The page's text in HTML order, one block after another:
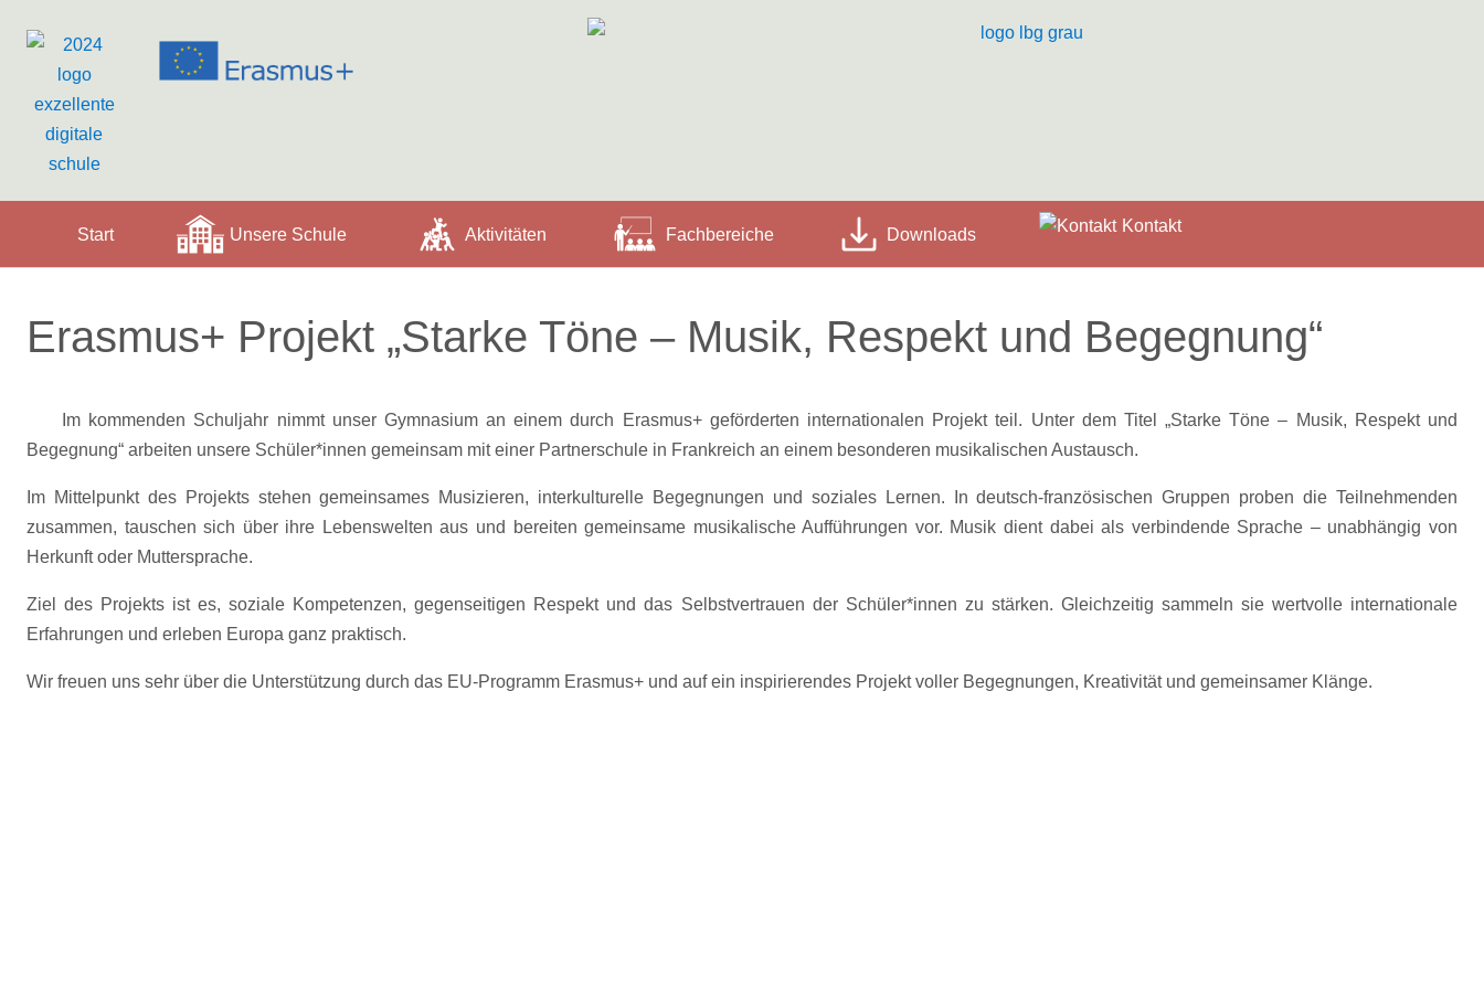
Start Unsere Schule Aktivitäten Fachbereiche Downloads Kontakt
Erasmus+ Projekt „Starke Töne – Musik, Respekt und Begegnung“
Im kommenden Schuljahr nimmt unser Gymnasium an einem durch Erasmus+ geförderten internationalen Projekt teil. Unter dem Titel „Starke Töne – Musik, Respekt und
Begegnung“ arbeiten unsere Schüler*innen gemeinsam mit einer Partnerschule in Frankreich an einem besonderen musikalischen Austausch.
Im Mittelpunkt des Projekts stehen gemeinsames Musizieren, interkulturelle Begegnungen und soziales Lernen. In deutsch-französischen Gruppen proben die Teilnehmenden
zusammen, tauschen sich über ihre Lebenswelten aus und bereiten gemeinsame musikalische Aufführungen vor. Musik dient dabei als verbindende Sprache – unabhängig von
Herkunft oder Muttersprache.
Ziel des Projekts ist es, soziale Kompetenzen, gegenseitigen Respekt und das Selbstvertrauen der Schüler*innen zu stärken. Gleichzeitig sammeln sie wertvolle internationale
Erfahrungen und erleben Europa ganz praktisch.
Wir freuen uns sehr über die Unterstützung durch das EU-Programm Erasmus+ und auf ein inspirierendes Projekt voller Begegnungen, Kreativität und gemeinsamer Klänge.